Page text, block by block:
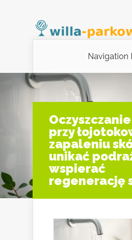
Navigation
przy
zapaleniu
unikać
wspierać
regenerację